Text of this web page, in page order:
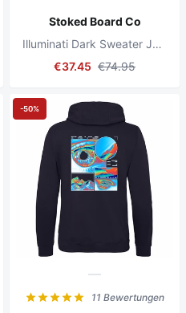
Stoked Board Co
Illuminati Dark Sweater Jet Black
€37.45 €74.95
11 Bewertungen
-50%